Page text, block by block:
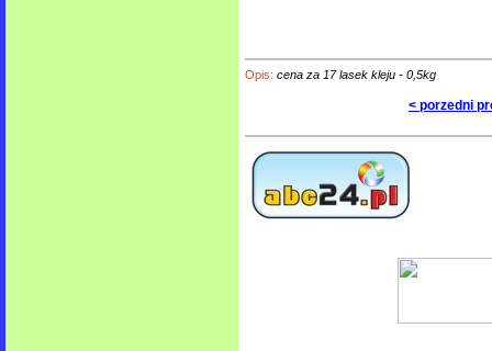
Opis: cena za 17 lasek kleju - 0,5kg
< porzedni